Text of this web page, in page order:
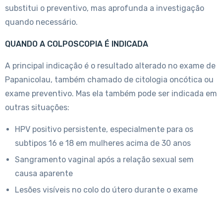
substitui o preventivo, mas aprofunda a investigação
quando necessário.
QUANDO A COLPOSCOPIA É INDICADA
A principal indicação é o resultado alterado no exame de
Papanicolau, também chamado de citologia oncótica ou
exame preventivo. Mas ela também pode ser indicada em
outras situações:
HPV positivo persistente, especialmente para os
subtipos 16 e 18 em mulheres acima de 30 anos
Sangramento vaginal após a relação sexual sem
causa aparente
Lesões visíveis no colo do útero durante o exame